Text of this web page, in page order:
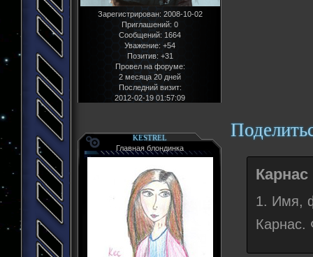
Зарегистрирован: 2008-10-02
Приглашений: 0
Сообщений: 1664
Уважение: +54
Позитив: +31
Провел на форуме:
2 месяца 20 дней
Последний визит:
2012-02-19 01:57:09
KESTREL
Главная блондинка
Карнас
1. Имя,
Карнас.